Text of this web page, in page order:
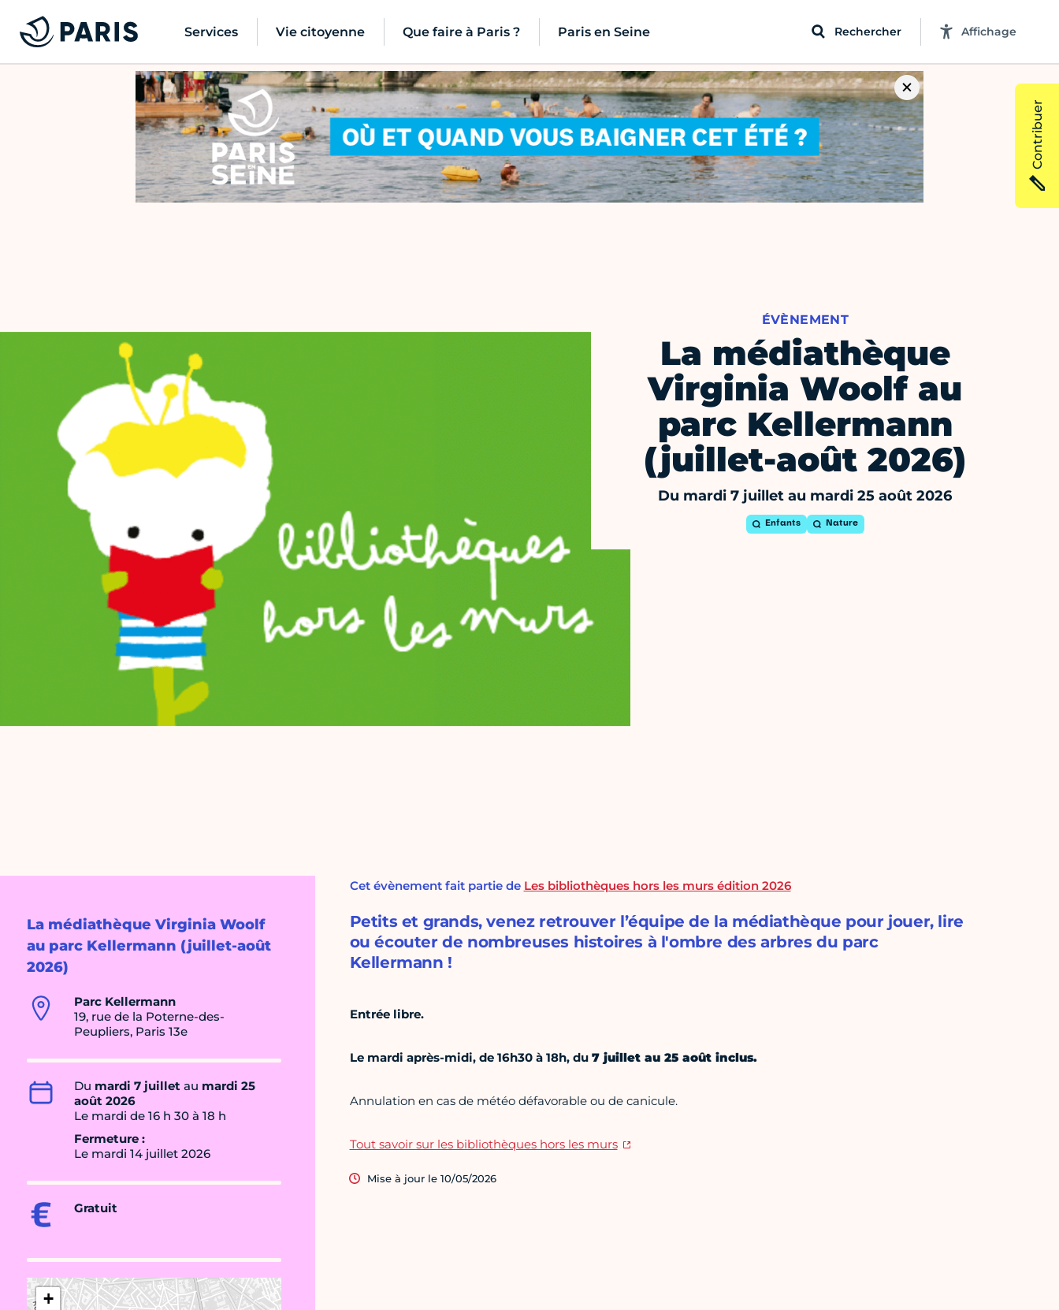
Services Vie citoyenne Que faire à Paris ? Paris en Seine Rechercher Affichage
ÉVÈNEMENT
La médiathèque
Virginia Woolf au
parc Kellermann
(juillet-août 2026)
Du mardi 7 juillet au mardi 25 août 2026
Enfants Nature
La médiathèque Virginia Woolf
au parc Kellermann (juillet-août
2026)
Parc Kellermann
19, rue de la Poterne-des-
Peupliers, Paris 13e
Du mardi 7 juillet au mardi 25
août 2026
Le mardi de 16 h 30 à 18 h
Fermeture :
Le mardi 14 juillet 2026
Gratuit
+
Cet évènement fait partie de Les bibliothèques hors les murs édition 2026
Petits et grands, venez retrouver l’équipe de la médiathèque pour jouer, lire
ou écouter de nombreuses histoires à l'ombre des arbres du parc
Kellermann !
Entrée libre.
Le mardi après-midi, de 16h30 à 18h, du 7 juillet au 25 août inclus.
Annulation en cas de météo défavorable ou de canicule.
Tout savoir sur les bibliothèques hors les murs
Mise à jour le 10/05/2026
Contribuer